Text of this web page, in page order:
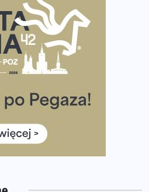
Warszawskiego w historii.
pobiegło dla Bohaterów!
się w bieganiu?
które warto włączyć do
się na weekend z
Powstania Warszawskiego.
uczestników